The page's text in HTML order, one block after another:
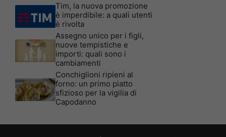
Tim, la nuova promozione
è imperdibile: a quali utenti
è rivolta
Assegno unico per i figli,
nuove tempistiche e
importi: quali sono i
cambiamenti
Conchiglioni ripieni al
forno: un primo piatto
sfizioso per la vigilia di
Capodanno